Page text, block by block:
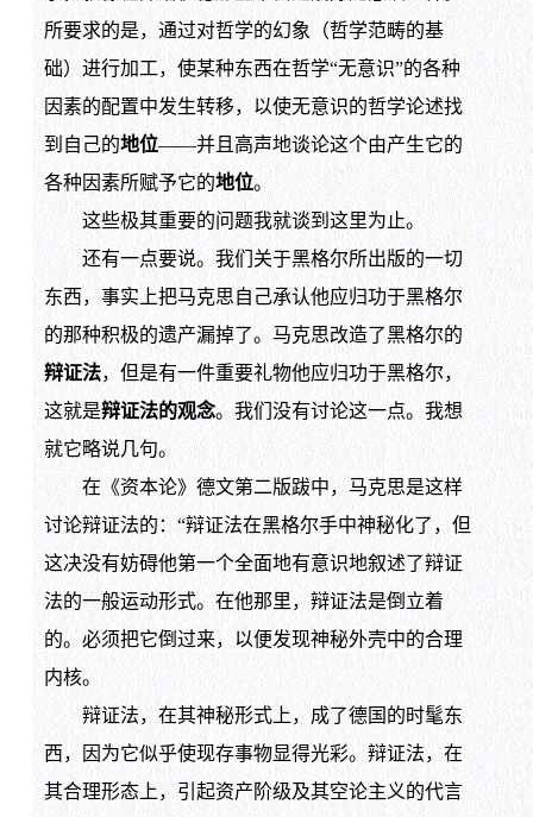
所要求的是，通过对哲学的幻象（哲学范畴的基
础）进行加工，使某种东西在哲学“无意识”的各种
因素的配置中发生转移，以使无意识的哲学论述找
到自己的地位——并且高声地谈论这个由产生它的
各种因素所赋予它的地位。
这些极其重要的问题我就谈到这里为止。
还有一点要说。我们关于黑格尔所出版的一切
东西，事实上把马克思自己承认他应归功于黑格尔
的那种积极的遗产漏掉了。马克思改造了黑格尔的
辩证法，但是有一件重要礼物他应归功于黑格尔，
这就是辩证法的观念。我们没有讨论这一点。我想
就它略说几句。
在《资本论》德文第二版跋中，马克思是这样
讨论辩证法的：“辩证法在黑格尔手中神秘化了，但
这决没有妨碍他第一个全面地有意识地叙述了辩证
法的一般运动形式。在他那里，辩证法是倒立着
的。必须把它倒过来，以便发现神秘外壳中的合理
内核。
辩证法，在其神秘形式上，成了德国的时髦东
西，因为它似乎使现存事物显得光彩。辩证法，在
其合理形态上，引起资产阶级及其空论主义的代言